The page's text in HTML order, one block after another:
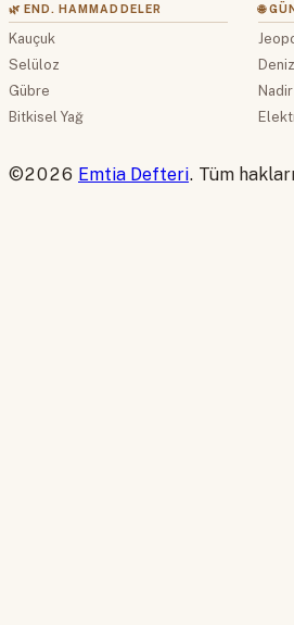
🌿 END. HAMMADDELER
Kauçuk
Selüloz
Gübre
Bitkisel Yağ
🌐
©2026 Emtia Defteri. Tüm